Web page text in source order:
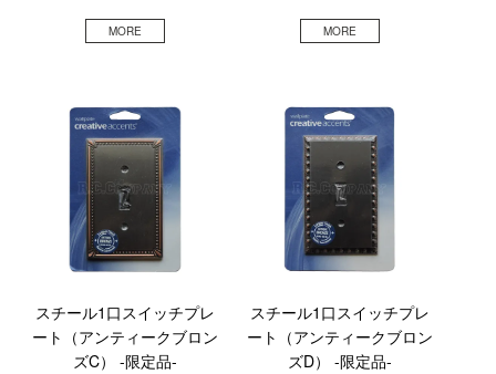
スチール1口スイッチプレ
ート（アンティークブロン
ズC） -限定品-
スチール1口スイッチプレ
ート（アンティークブロン
ズD） -限定品-